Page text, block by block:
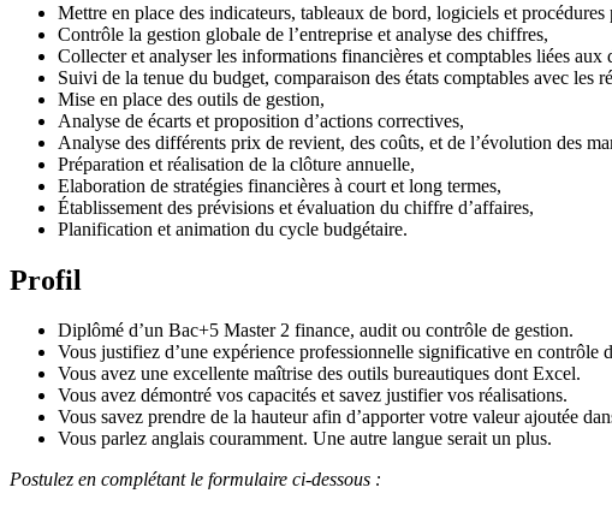
Mettre en place des indicateurs, tableaux de bord, logiciels et
Contrôle la gestion globale de l’entreprise et analyse des chiffres,
Collecter et analyser les informations financières et comptables liées aux
Suivi de la tenue du budget, comparaison des états comptables avec
Mise en place des outils de gestion,
Analyse de écarts et proposition d’actions correctives,
Analyse des différents prix de revient, des coûts, et de l’évolution des
Préparation et réalisation de la clôture annuelle,
Elaboration de stratégies financières à court et long termes,
Établissement des prévisions et évaluation du chiffre d’affaires,
Planification et animation du cycle budgétaire.
Profil
Diplômé d’un Bac+5 Master 2 finance, audit ou contrôle de gestion.
Vous justifiez d’une expérience professionnelle significative en contrôle
Vous avez une excellente maîtrise des outils bureautiques dont Excel.
Vous avez démontré vos capacités et savez justifier vos réalisations.
Vous savez prendre de la hauteur afin d’apporter votre valeur ajoutée
Vous parlez anglais couramment. Une autre langue serait un plus.
Postulez en complétant le formulaire ci-dessous :